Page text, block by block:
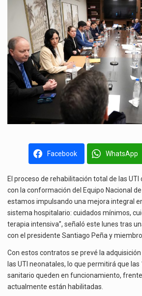
Facebook WhatsApp
El proceso de rehabilitación total de las
con la conformación del Equipo Nacional
estamos impulsando una mejora integral
sistema hospitalario: cuidados mínimos,
terapia intensiva”, señaló este lunes tras
con el presidente Santiago Peña y
Con estos contratos se prevé la
las UTI neonatales, lo que permitirá que
sanitario queden en funcionamiento,
actualmente están habilitadas.